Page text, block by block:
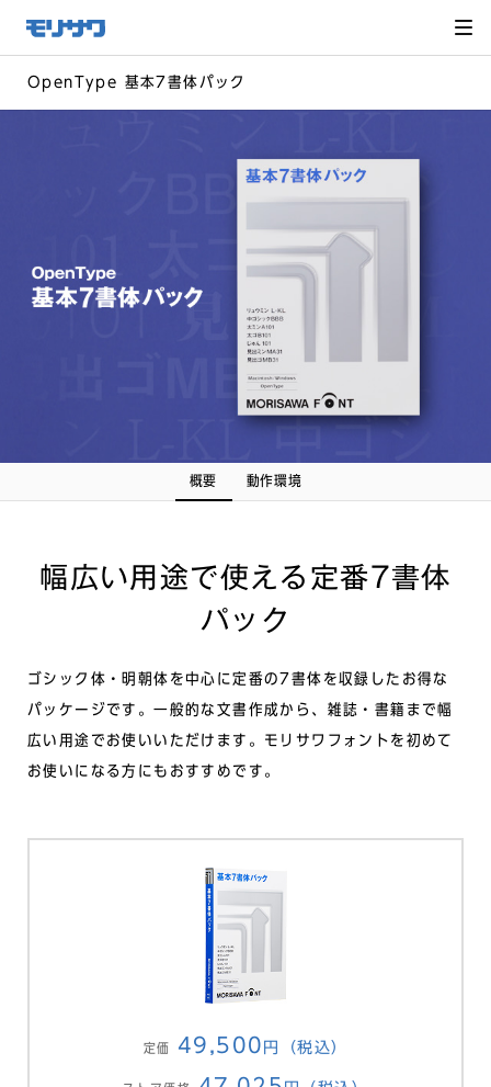
メ
ニュー
飛ばし
へ移動
OpenType 基本7書体パック
概要 動作環境
幅広い用途で使える定番7書体
パック
ゴシック体・明朝体を中心に定番の7書体を収録したお得な
パッケージです。一般的な文書作成から、雑誌・書籍まで幅
広い用途でお使いいただけます。モリサワフォントを初めて
お使いになる方にもおすすめです。
定価 49,500 円（税込）